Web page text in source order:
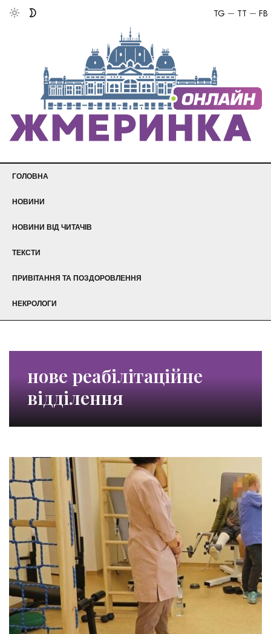
FB
TT
TG
ГОЛОВНА
НОВИНИ
НОВИНИ ВІД ЧИТАЧІВ
ТЕКСТИ
ПРИВІТАННЯ ТА ПОЗДОРОВЛЕННЯ
НЕКРОЛОГИ
нове реабілітаційне
відділення